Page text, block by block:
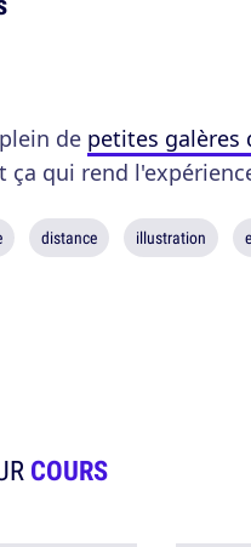
de petites galères
ça qui rend
distance illustration
COURS